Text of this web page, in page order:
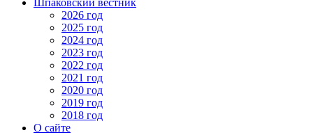
Шпаковский вестник
2026 год
2025 год
2024 год
2023 год
2022 год
2021 год
2020 год
2019 год
2018 год
О сайте